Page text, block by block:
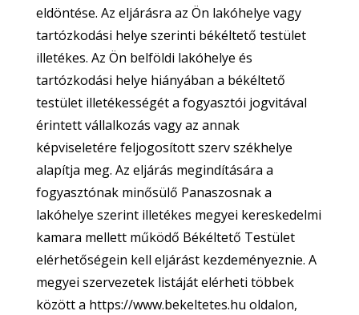
eldöntése. Az eljárásra az Ön lakóhelye vagy
tartózkodási helye szerinti békéltető testület
illetékes. Az Ön belföldi lakóhelye és
tartózkodási helye hiányában a békéltető
testület illetékességét a fogyasztói jogvitával
érintett vállalkozás vagy az annak
képviseletére feljogosított szerv székhelye
alapítja meg. Az eljárás megindítására a
fogyasztónak minősülő Panaszosnak a
lakóhelye szerint illetékes megyei kereskedelmi
kamara mellett működő Békéltető Testület
elérhetőségein kell eljárást kezdeményeznie. A
megyei szervezetek listáját elérheti többek
között a https://www.bekeltetes.hu oldalon,